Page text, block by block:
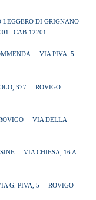
LEGGERO DI GRIGNANO
CAB 12201
VIA PIVA, 5
377
ROVIGO
VIA DELLA
VIA CHIESA, 16 A
G. PIVA, 5
ROVIGO